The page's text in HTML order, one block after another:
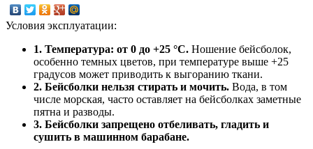
Условия эксплуатации:
1. Температура: от 0 до +25 °C. Ношение бейсболок,
особенно темных цветов, при температуре выше +25
градусов может приводить к выгоранию ткани.
2. Бейсболки нельзя стирать и мочить. Вода, в том
числе морская, часто оставляет на бейсболках заметные
пятна и разводы.
3. Бейсболки запрещено отбеливать, гладить и
сушить в машинном барабане.